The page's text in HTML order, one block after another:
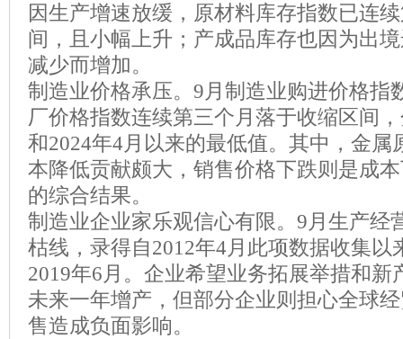
因生产增速放缓，原材料库存指数已连
间，且小幅上升；产成品库存也因为出
减少而增加。
制造业价格承压。9月制造业购进价格指
厂价格指数连续第三个月落于收缩区间
和2024年4月以来的最低值。其中，金属
本降低贡献颇大，销售价格下跌则是成
的综合结果。
制造业企业家乐观信心有限。9月生产经
枯线，录得自2012年4月此项数据收集以
2019年6月。企业希望业务拓展举措和新
未来一年增产，但部分企业则担心全球
售造成负面影响。